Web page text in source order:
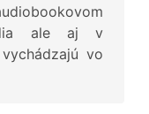
ale aj v
vo